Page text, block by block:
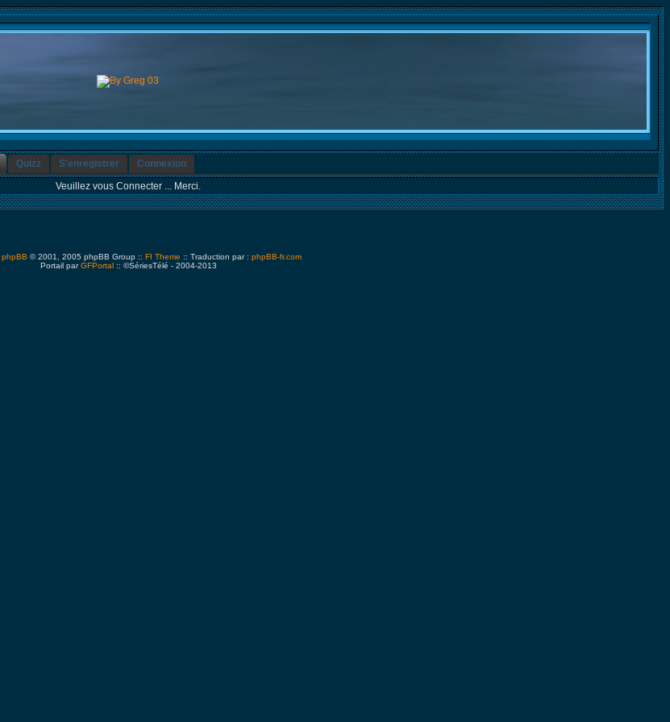
Quizz S'enregistrer
Connexion
Veuillez vous Connecter ... Merci.
phpBB © 2001, 2005 phpBB Group :: FI Theme :: Traduction par : phpBB-fr.com
Portail parGFPortal:: ©SériesTélé - 2004-2013